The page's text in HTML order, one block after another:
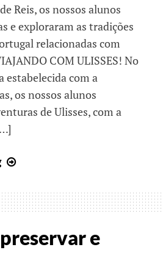
Reis, os nossos alunos
e exploraram as tradições
relacionadas com
COM ULISSES! No
estabelecida com a
os nossos alunos
de Ulisses, com a
mais
recentes
e